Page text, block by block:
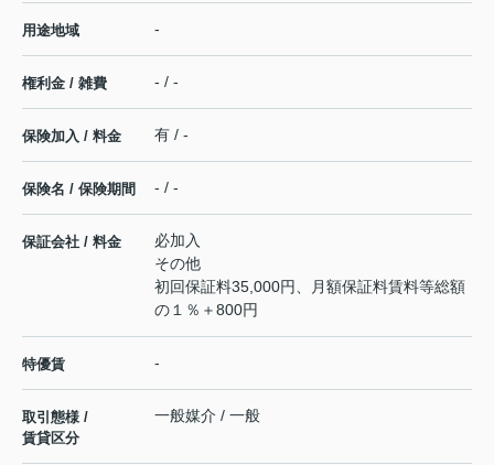
用途地域 -
権利金 / 雑費 - / -
保険加入 / 料金 有 / -
保険名 / 保険期間 - / -
保証会社 / 料金
必加入
その他
初回保証料35,000円、月額保証料賃料等総額
の１％＋800円
特優賃 -
取引態様 /
賃貸区分
一般媒介 / 一般